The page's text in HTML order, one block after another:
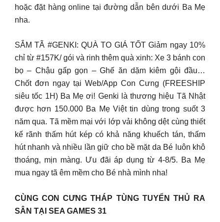
hoặc đặt hàng online tại đường dẫn bên dưới Ba Mẹ
nha.
SẮM TÃ #GENKI: QUÀ TO GIÁ TỐT Giảm ngay 10%
chỉ từ #157K/ gói và rinh thêm quà xinh: Xe 3 bánh con
bọ – Chậu gấp gọn – Ghế ăn dặm kiêm gội đầu…
Chốt đơn ngay tại Web/App Con Cưng (FREESHIP
siêu tốc 1H) Ba Mẹ ơi! Genki là thương hiệu Tã Nhật
được hơn 150.000 Ba Mẹ Việt tin dùng trong suốt 3
năm qua. Tã mềm mại với lớp vải không dệt cùng thiết
kế rãnh thấm hút kép có khả năng khuếch tán, thấm
hút nhanh và nhiều lần giữ cho bề mặt da Bé luôn khô
thoáng, mịn màng. Ưu đãi áp dụng từ 4-8/5. Ba Mẹ
mua ngay tã êm mềm cho Bé nhà mình nha!
CÙNG CON CƯNG THÁP TÙNG TUYỂN THỦ RA
SÂN TẠI SEA GAMES 31